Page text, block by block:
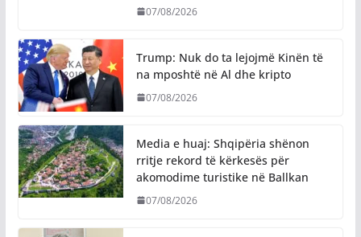
07/08/2026
Trump: Nuk do ta lejojmë Kinën të
na mposhtë në Al dhe kripto
07/08/2026
Media e huaj: Shqipëria shënon
rritje rekord të kërkesës për
akomodime turistike në Ballkan
07/08/2026